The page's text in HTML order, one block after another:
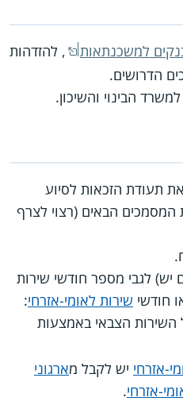
למשכנתאות
, להזדהות
הדרושים.
הבינוי והשיכון.
תעודת הזכאות לסיוע
הבאים (רצוי לצרף
יש) לגבי מספר חודשי שירות
חודשי שירות לאומי-אזרחי:
השירות הצבאי באמצעות
אזרחי יש לקבל מארגוני
אזרחי.